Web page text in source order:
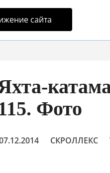
сайта
Фото
СКРОЛЛЕКС